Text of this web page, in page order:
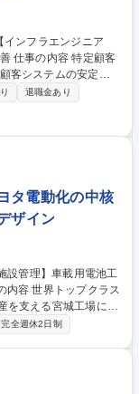
客
客システムの安定運
。構成変更や技術調
す。 単なる定
設計・構築フェーズ
更および運用改善対応
レース案件の推進 ■顧
業務 ■障害発生時の
退職金あり
タ電動化の中核
ザイン
を支える宮城工場にお
ュートラル推進を担
＜対象設備＞電気設
ィ設備 ■カーボンニ
完全週休2日制